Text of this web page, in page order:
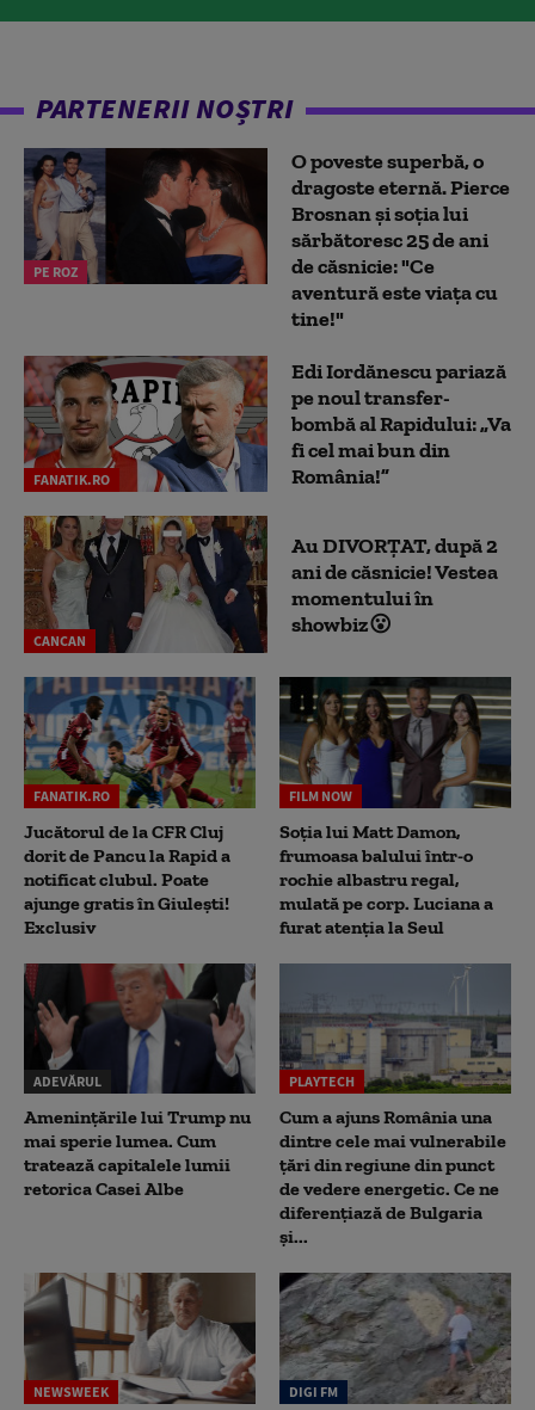
PARTENERII NOȘTRI
PE ROZ
O poveste superbă, o
dragoste eternă. Pierce
Brosnan și soția lui
sărbătoresc 25 de ani
de căsnicie: "Ce
aventură este viața cu
tine!"
FANATIK.RO
Edi Iordănescu pariază
pe noul transfer-
bombă al Rapidului: „Va
fi cel mai bun din
România!”
CANCAN
Au DIVORȚAT, după 2
ani de căsnicie! Vestea
momentului în
showbiz😮
FANATIK.RO
Jucătorul de la CFR Cluj
dorit de Pancu la Rapid a
notificat clubul. Poate
ajunge gratis în Giulești!
Exclusiv
FILM NOW
Soția lui Matt Damon,
frumoasa balului într-o
rochie albastru regal,
mulată pe corp. Luciana a
furat atenția la Seul
ADEVĂRUL
Amenințările lui Trump nu
mai sperie lumea. Cum
tratează capitalele lumii
retorica Casei Albe
PLAYTECH
Cum a ajuns România una
dintre cele mai vulnerabile
țări din regiune din punct
de vedere energetic. Ce ne
diferențiază de Bulgaria
și...
NEWSWEEK DIGI FM